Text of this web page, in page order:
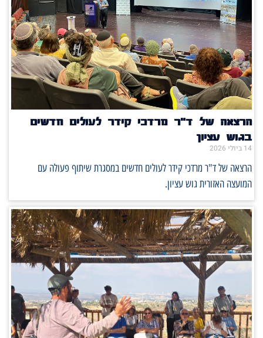
הרצאה של ד"ר מרדכי קידר לעולים חדשים
בגוש עציון
14 ביולי 2026
הרצאה של ד"ר מרדכי קידר לעולים חדשים במסגרת שיתוף פעולה עם
המועצה האזורית גוש עציון.